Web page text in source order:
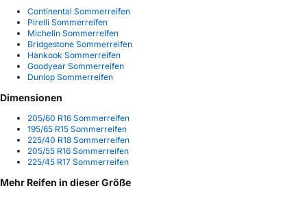
Continental Sommerreifen
Pirelli Sommerreifen
Michelin Sommerreifen
Bridgestone Sommerreifen
Hankook Sommerreifen
Goodyear Sommerreifen
Dunlop Sommerreifen
Dimensionen
205/60 R16 Sommerreifen
195/65 R15 Sommerreifen
225/40 R18 Sommerreifen
205/55 R16 Sommerreifen
225/45 R17 Sommerreifen
Mehr Reifen in dieser Größe